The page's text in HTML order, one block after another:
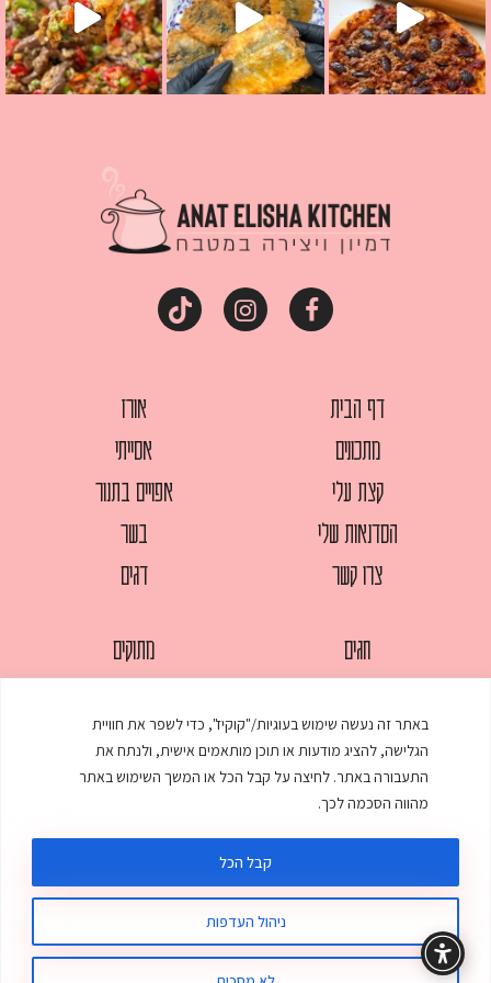
באתר זה נעשה שימוש בעוגיות/"קוקיז", כדי לשפר את חוויית
הגלישה, להציג מודעות או תוכן מותאמים אישית, ולנתח את
התעבורה באתר. לחיצה על קבל הכל או המשך השימוש באתר
מהווה הסכמה לכך.
ניהול העדפות
קבל הכל
דף הבית
מתכונים
קצת עלי
הסדנאות שלי
צרו קשר
אורז
אסייתי
אפויים בתנור
בשר
דגים
חגים
מאפים
ממולאים
מרקים
מתוקים
עוגות
עוף
© כל הזכויות שמורות לענת אלישע | עיצוב ובניית אתר
תקנון האתר מדיניות פרטיות